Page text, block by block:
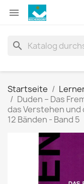

search
Startseite
Duden – Das
das Verstehen
12 Bänden - Band 5